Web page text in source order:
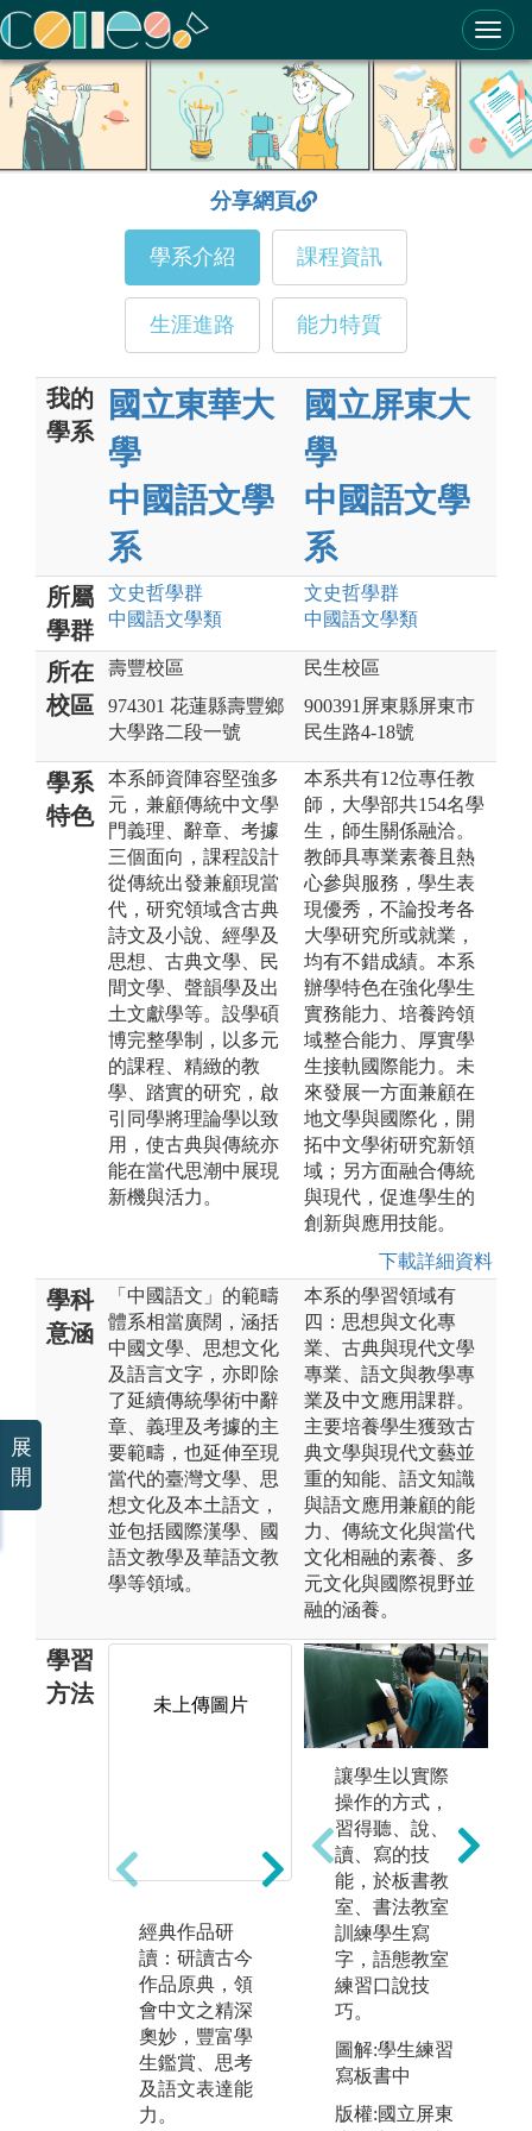
ColleGo! 大學選才與高中育才輔助系統
分享網頁
學系介紹 課程資訊
生涯進路 能力特質
我的
學系
國立東華大
學
中國語文學
系
國立屏東大
學
中國語文學
系
所屬
學群
文史哲學群
中國語文學類
文史哲學群
中國語文學類
所在
校區
壽豐校區
974301 花蓮縣壽豐鄉
大學路二段一號
民生校區
900391屏東縣屏東市
民生路4-18號
學系
特色
本系師資陣容堅強多
元，兼顧傳統中文學
門義理、辭章、考據
三個面向，課程設計
從傳統出發兼顧現當
代，研究領域含古典
詩文及小說、經學及
思想、古典文學、民
間文學、聲韻學及出
土文獻學等。設學碩
博完整學制，以多元
的課程、精緻的教
學、踏實的研究，啟
引同學將理論學以致
用，使古典與傳統亦
能在當代思潮中展現
新機與活力。
本系共有12位專任教
師，大學部共154名學
生，師生關係融洽。
教師具專業素養且熱
心參與服務，學生表
現優秀，不論投考各
大學研究所或就業，
均有不錯成績。本系
辦學特色在強化學生
實務能力、培養跨領
域整合能力、厚實學
生接軌國際能力。未
來發展一方面兼顧在
地文學與國際化，開
拓中文學術研究新領
域；另方面融合傳統
與現代，促進學生的
創新與應用技能。
下載詳細資料
學科
意涵
「中國語文」的範疇
體系相當廣闊，涵括
中國文學、思想文化
及語言文字，亦即除
了延續傳統學術中辭
章、義理及考據的主
要範疇，也延伸至現
當代的臺灣文學、思
想文化及本土語文，
並包括國際漢學、國
語文教學及華語文教
學等領域。
本系的學習領域有
四：思想與文化專
業、古典與現代文學
專業、語文與教學專
業及中文應用課群。
主要培養學生獲致古
典文學與現代文藝並
重的知能、語文知識
與語文應用兼顧的能
力、傳統文化與當代
文化相融的素養、多
元文化與國際視野並
融的涵養。
學習
方法
未上傳圖片
經典作品研
讀：研讀古今
作品原典，領
會中文之精深
奧妙，豐富學
生鑑賞、思考
及語文表達能
力。
詩文習作：除
研讀作品外，
亦指導學生進
行古今詩文習
作，強化學生
對詩文體製特
色的掌握。
圖解:學生作品
讓學生以實際
操作的方式，
習得聽、說、
讀、寫的技
能，於板書教
室、書法教室
訓練學生寫
字，語態教室
練習口說技
巧。
圖解:學生練習
寫板書中
版權:國立屏東
展
開